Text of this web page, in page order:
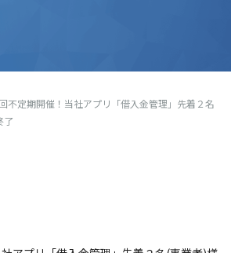
不定期開催！当社アプリ「借入金管理」先着２名
了